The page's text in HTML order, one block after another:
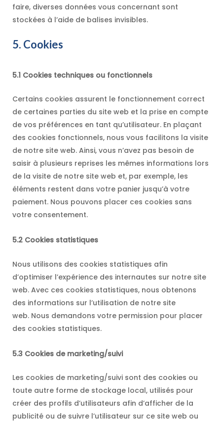
faire, diverses données vous concernant sont
stockées à l’aide de balises invisibles.
5. Cookies
5.1 Cookies techniques ou fonctionnels
Certains cookies assurent le fonctionnement correct
de certaines parties du site web et la prise en compte
de vos préférences en tant qu’utilisateur. En plaçant
des cookies fonctionnels, nous vous facilitons la visite
de notre site web. Ainsi, vous n’avez pas besoin de
saisir à plusieurs reprises les mêmes informations lors
de la visite de notre site web et, par exemple, les
éléments restent dans votre panier jusqu’à votre
paiement. Nous pouvons placer ces cookies sans
votre consentement.
5.2 Cookies statistiques
Nous utilisons des cookies statistiques afin
d’optimiser l’expérience des internautes sur notre site
web. Avec ces cookies statistiques, nous obtenons
des informations sur l’utilisation de notre site
web. Nous demandons votre permission pour placer
des cookies statistiques.
5.3 Cookies de marketing/suivi
Les cookies de marketing/suivi sont des cookies ou
toute autre forme de stockage local, utilisés pour
créer des profils d’utilisateurs afin d’afficher de la
publicité ou de suivre l’utilisateur sur ce site web ou